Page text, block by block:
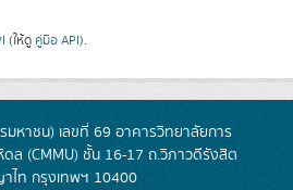
(ให้ดู คู่มือ API).
หาชน) เลขที่ 69 อาคารวิทยาลัยการ
ล (CMMU) ชั้น 16-17 ถ.วิภาวดีรังสิต
าไท กรุงเทพฯ 10400